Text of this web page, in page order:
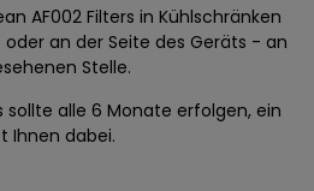
AF002 Filters in Kühlschränken
an der Seite des Geräts - an
Stelle.
sollte alle 6 Monate erfolgen, ein
Ihnen dabei.